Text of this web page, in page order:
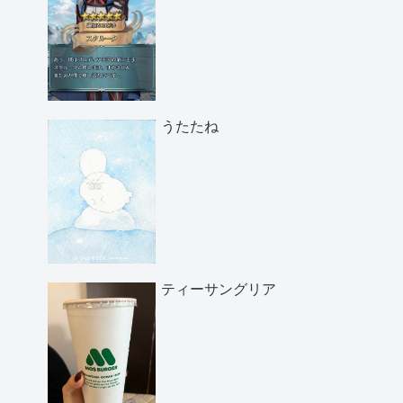
うたたね
ティーサングリア